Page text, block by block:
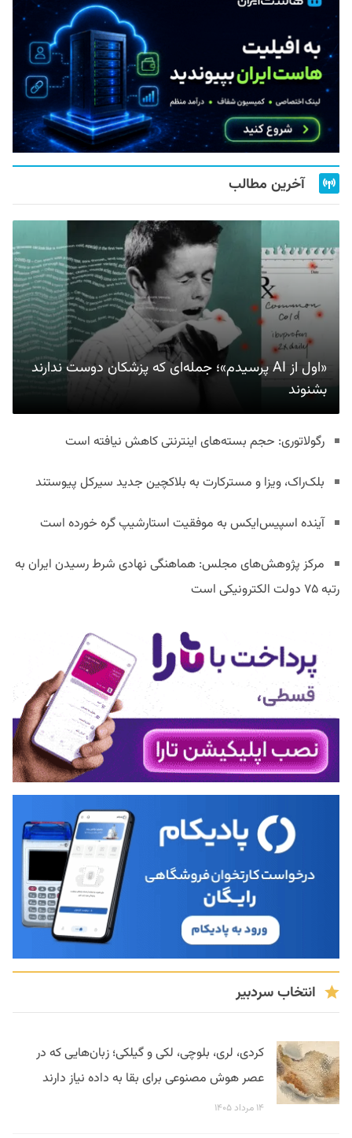
آخرین مطالب
«اول از AI پرسیدم»؛ جمله‌ای که پزشکان دوست ندارند
بشنوند
رگولاتوری: حجم بسته‌های اینترنتی کاهش نیافته است
بلک‌راک، ویزا و مسترکارت به بلاکچین جدید سیرکل پیوستند
آینده اسپیس‌ایکس به موفقیت استارشیپ گره خورده است
مرکز پژوهش‌های مجلس: هماهنگی نهادی شرط رسیدن ایران به
رتبه ۷۵ دولت الکترونیکی است
انتخاب سردبیر
کردی، لری، بلوچی، لکی و گیلکی؛ زبان‌هایی که در
عصر هوش مصنوعی برای بقا به داده نیاز دارند
۱۴ مرداد ۱۴۰۵